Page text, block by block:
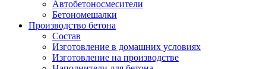
Автобетоносмесители
Бетономешалки
Производство бетона
Состав
Изготовление в домашних условиях
Изготовление на производстве